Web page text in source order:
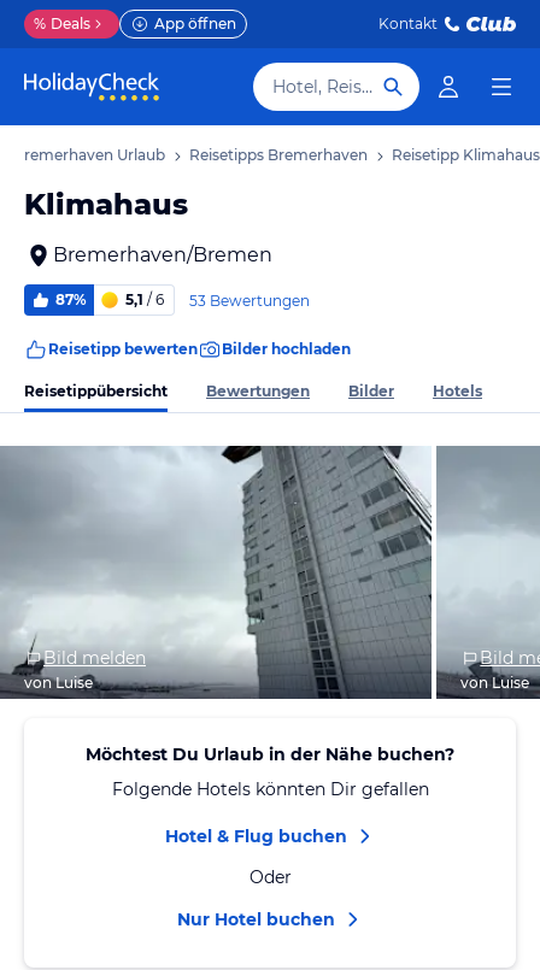
% Deals App öffnen Kontakt
Hotel, Reiseziel
Bremerhaven Urlaub Reisetipps Bremerhaven Reisetipp Klimahaus
Klimahaus
Bremerhaven/Bremen
87% 5,1 / 6 53 Bewertungen
Reisetipp bewerten Bilder hochladen
Reisetippübersicht Bewertungen Bilder Hotels
Bild melden
von Luise
Bild
von Luise
Möchtest Du Urlaub in der Nähe buchen?
Folgende Hotels könnten Dir gefallen
Hotel & Flug buchen
Oder
Nur Hotel buchen